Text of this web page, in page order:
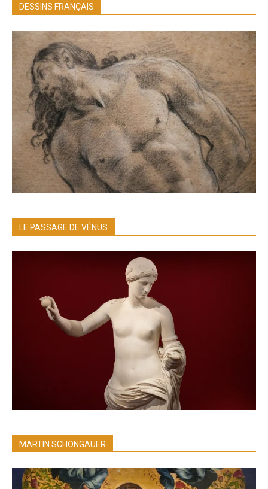
DESSINS FRANÇAIS
LE PASSAGE DE VÉNUS
MARTIN SCHONGAUER